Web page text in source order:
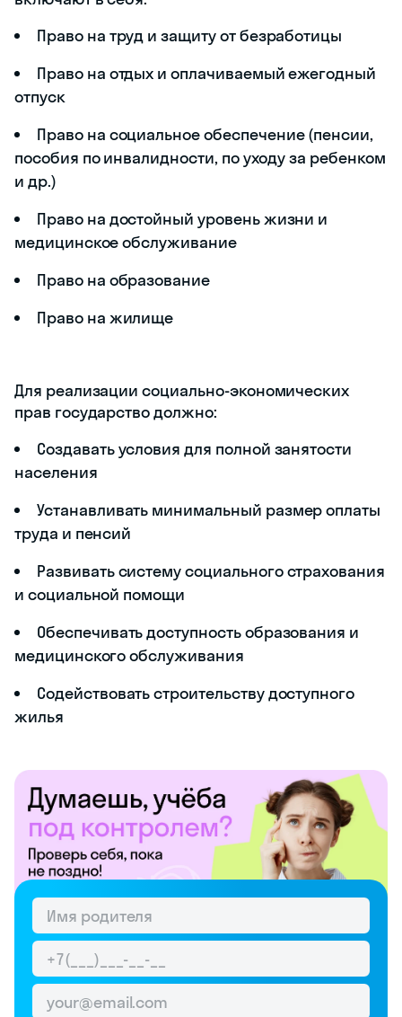
Право на труд и защиту от безработицы
Право на отдых и оплачиваемый ежегодный
отпуск
Право на социальное обеспечение (пенсии,
пособия по инвалидности, по уходу за ребенком
и др.)
Право на достойный уровень жизни и
медицинское обслуживание
Право на образование
Право на жилище
Для реализации социально-экономических
прав государство должно:
Создавать условия для полной занятости
населения
Устанавливать минимальный размер оплаты
труда и пенсий
Развивать систему социального страхования
и социальной помощи
Обеспечивать доступность образования и
медицинского обслуживания
Содействовать строительству доступного
жилья